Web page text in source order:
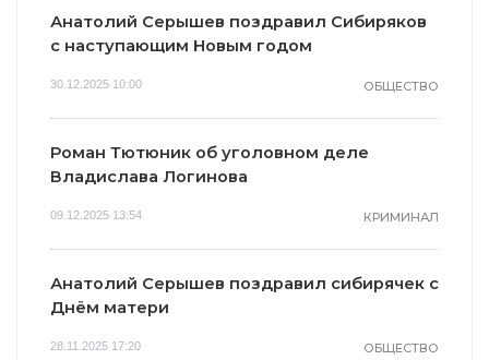
Анатолий Серышев поздравил Сибиряков
с наступающим Новым годом
30.12.2025 10:00 ОБЩЕСТВО
Роман Тютюник об уголовном деле
Владислава Логинова
09.12.2025 13:54 КРИМИНАЛ
Анатолий Серышев поздравил сибирячек с
Днём матери
28.11.2025 17:20 ОБЩЕСТВО